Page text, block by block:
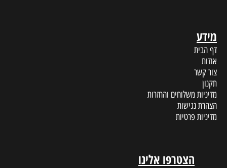
מידע
דף הבית
אודות
צור קשר
תקנון
מדיניות משלוחים והחזרות
הצהרת נגישות
מדיניות פרטיות
הצטרפו אלינו